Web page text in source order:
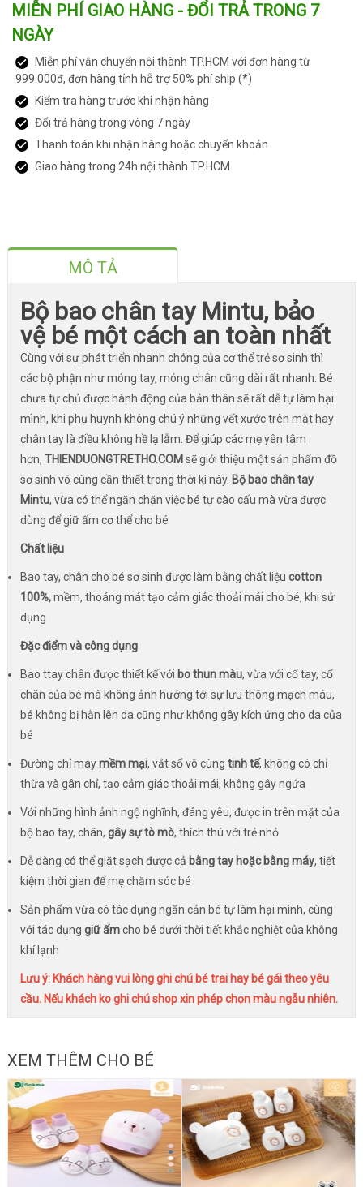
MIỄN PHÍ GIAO HÀNG - ĐỔI TRẢ TRONG 7
NGÀY
Miễn phí vận chuyển nội thành TP.HCM với đơn hàng từ
999.000đ, đơn hàng tỉnh hỗ trợ 50% phí ship (*)
Kiểm tra hàng trước khi nhận hàng
Đổi trả hàng trong vòng 7 ngày
Thanh toán khi nhận hàng hoặc chuyển khoản
Giao hàng trong 24h nội thành TP.HCM
MÔ TẢ
Bộ bao chân tay Mintu, bảo
vệ bé một cách an toàn nhất
Cùng với sự phát triển nhanh chóng của cơ thể trẻ sơ sinh thì
các bộ phận như móng tay, móng chân cũng dài rất nhanh. Bé
chưa tự chủ được hành động của bản thân sẽ rất dễ tự làm hại
mình, khi phụ huynh không chú ý những vết xước trên mặt hay
chân tay là điều không hề lạ lẫm. Để giúp các mẹ yên tâm
hơn, THIENDUONGTRETHO.COM sẽ giới thiệu một sản phẩm đồ
sơ sinh vô cùng cần thiết trong thời kì này. Bộ bao chân tay
Mintu, vừa có thể ngăn chặn việc bé tự cào cấu mà vừa được
dùng để giữ ấm cơ thể cho bé
Chất liệu
Bao tay, chân cho bé sơ sinh được làm bằng chất liệu cotton
100%,mềm, thoáng mát tạo cảm giác thoải mái cho bé, khi sử
dụng
Đặc điểm và công dụng
Bao ttay chân được thiết kế với bo thun màu, vừa với cổ tay, cổ
chân của bé mà không ảnh hưởng tới sự lưu thông mạch máu,
bé không bị hằn lên da cũng như không gây kích ứng cho da của
bé
Đường chỉ maymềm mại, vắt sổ vô cùng tinh tế, không có chỉ
thừa và gân chỉ, tạo cảm giác thoải mái, không gây ngứa
Với những hình ảnh ngộ nghĩnh, đáng yêu, được in trên mặt của
bộ bao tay, chân, gây sự tò mò, thích thú với trẻ nhỏ
Dễ dàng có thể giặt sạch được cả bằng tay hoặc bằng máy, tiết
kiệm thời gian để mẹ chăm sóc bé
Sản phẩm vừa có tác dụng ngăn cản bé tự làm hại mình, cùng
với tác dụng giữ ấmcho bé dưới thời tiết khắc nghiệt của không
khí lạnh
Lưu ý: Khách hàng vui lòng ghi chú bé trai hay bé gái theo yêu
cầu. Nếu khách ko ghi chú shop xin phép chọn màu ngẫu nhiên.
XEM THÊM CHO BÉ